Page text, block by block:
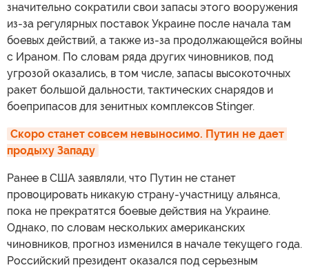
значительно сократили свои запасы этого вооружения
из-за регулярных поставок Украине после начала там
боевых действий, а также из-за продолжающейся войны
с Ираном. По словам ряда других чиновников, под
угрозой оказались, в том числе, запасы высокоточных
ракет большой дальности, тактических снарядов и
боеприпасов для зенитных комплексов Stinger.
Скоро станет совсем невыносимо. Путин не дает
продыху Западу
Ранее в США заявляли, что Путин не станет
провоцировать никакую страну-участницу альянса,
пока не прекратятся боевые действия на Украине.
Однако, по словам нескольких американских
чиновников, прогноз изменился в начале текущего года.
Российский президент оказался под серьезным